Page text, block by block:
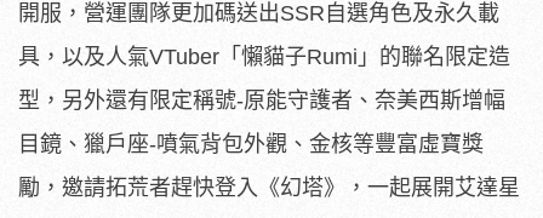
開服，營運團隊更加碼送出SSR自選角色及永久載
具，以及人氣VTuber「懶貓子Rumi」的聯名限定造
型，另外還有限定稱號-原能守護者、奈美西斯增幅
目鏡、獵戶座-噴氣背包外觀、金核等豐富虛寶獎
勵，邀請拓荒者趕快登入《幻塔》，一起展開艾達星